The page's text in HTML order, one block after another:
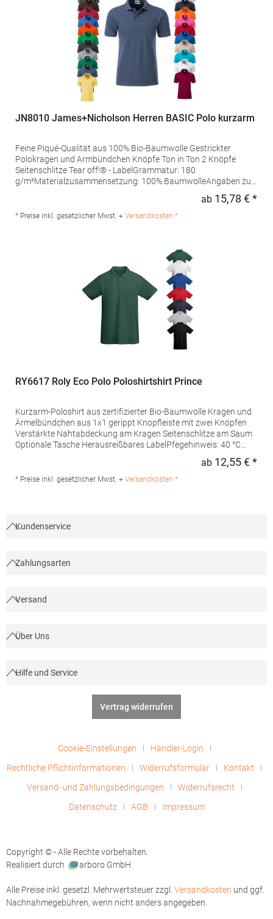
JN8010 James+Nicholson Herren BASIC Polo kurzarm
Feine Piqué-Qualität aus 100% Bio-Baumwolle Gestrickter
Polokragen und Armbündchen Knöpfe Ton in Ton 2 Knöpfe
Seitenschlitze Tear off!® - LabelGrammatur: 180
g/m²Materialzusammensetzung: 100% BaumwolleAngaben zur
GmbH Vor dem Weißen Stein 25-31 72461 Albstadt Deutschland
E-Mail: info@daiber.de
ab 15,78 € *
* Preise inkl. gesetzlicher Mwst. + Versandkosten *
RY6617 Roly Eco Polo Poloshirtshirt Prince
Kurzarm-Poloshirt aus zertifizierter Bio-Baumwolle Kragen und
Ärmelbündchen aus 1x1 gerippt Knopfleiste mit zwei Knöpfen
Verstärkte Nahtabdeckung am Kragen Seitenschlitze am Saum
Optionale Tasche Herausreißbares LabelPfegehinweis: 40 °C
g/m²Materialzusammensetzung: 100% Baumwolle (Heather
Grey: 85% Baumwolle / 15% Viskose)Angaben zur
ab 12,55 € *
* Preise inkl. gesetzlicher Mwst. + Versandkosten *
Kundenservice
Zahlungsarten
Versand
Über Uns
Hilfe und Service
Vertrag widerrufen
Cookie-Einstellungen
Händler-Login
Rechtliche Pflichtinformationen
Widerrufsformular
Kontakt
Versand- und Zahlungsbedingungen
Widerrufsrecht
Datenschutz
AGB Impressum
Copyright © - Alle Rechte vorbehalten.
Realisiert durch
arboro GmbH
Alle Preise inkl. gesetzl. Mehrwertsteuer zzgl. Versandkosten und ggf.
Nachnahmegebühren, wenn nicht anders angegeben.